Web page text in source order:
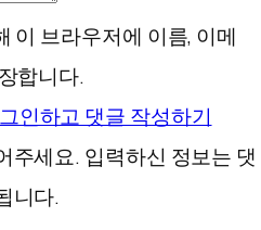
이 브라우저에 이름, 이메
합니다.
인하고 댓글 작성하기
주세요. 입력하신 정보는 댓
니다.